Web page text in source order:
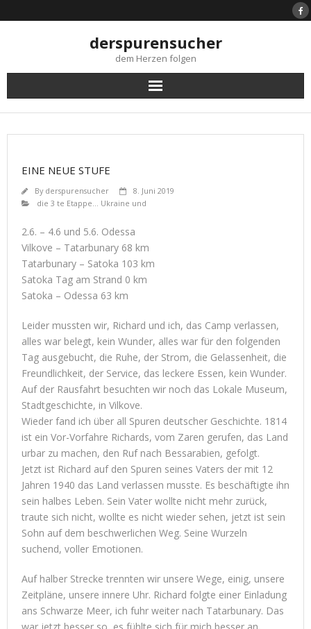
to
derspurensucher
dem Herzen folgen
EINE NEUE STUFE
By derspurensucher
8. Juni 2019
die 3 te Etappe... Ukraine und
2.6. – 4.6 und 5.6. Odessa
Vilkove – Tatarbunary 68 km
Tatarbunary – Satoka 103 km
Satoka Tag am Strand 0 km
Satoka – Odessa 63 km
Leider mussten wir, Richard und ich, das Camp verlassen,
alles war belegt, kein Wunder, alles war für den folgenden
Tag ausgebucht, die Ruhe, der Strom, die Gelassenheit, die
Freundlichkeit, der Service, das leckere Essen, kein Wunder.
Auf der Rausfahrt besuchten wir noch das Lokale Museum,
Stadtgeschichte, in Vilkove.
Wieder fand ich über all Spuren deutscher Geschichte. 1814
ist ein Vor-Vorfahre Richards, vom Zaren gerufen, das Land
urbar zu machen, den Ruf nach Bessarabien, gefolgt.
Jetzt ist Richard auf den Spuren seines Vaters der mit 12
Jahren 1940 das Land verlassen musste. Es beschäftigte ihn
sein halbes Leben. Sein Vater wollte nicht mehr zurück,
traute sich nicht, wollte es nicht wieder sehen, jetzt ist sein
Sohn auf dem beschwerlichen Weg. Seine Wurzeln
suchend, voller Emotionen.
Auf halber Strecke trennten wir unsere Wege, einig, unsere
Zeitpläne, unsere innere Uhr. Richard folgte einer Einladung
ans Schwarze Meer, ich fuhr weiter nach Tatarbunary. Das